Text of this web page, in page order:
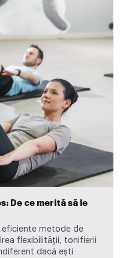
De ce merită să le
eficiente metode de
flexibilității, tonifierii
dacă ești